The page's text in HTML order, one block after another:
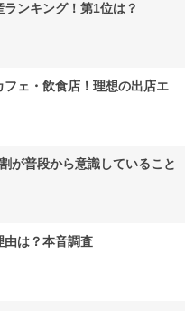
ンキング！第1位は？
ェ・飲食店！理想の出店エ
が普段から意識していること
由は？本音調査